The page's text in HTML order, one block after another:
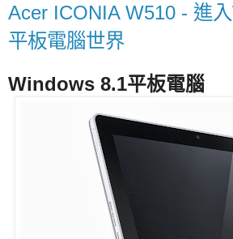
Acer ICONIA W510 - 進
平板電腦世界
Windows 8.1平板電腦